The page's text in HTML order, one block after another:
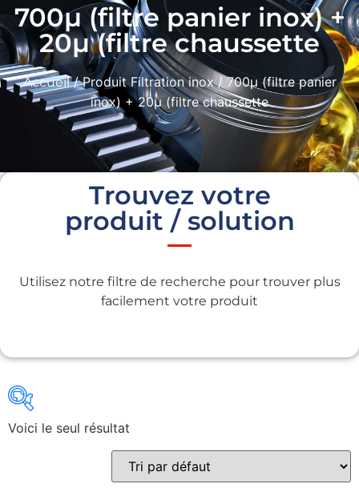
700µ (filtre panier inox) +
20µ (filtre chaussette
Accueil/ Produit Filtration inox / 700µ (filtre panier
inox) + 20µ (filtre chaussette
Trouvez votre
produit / solution
Utilisez notre filtre de recherche pour trouver plus
facilement votre produit
Gains recherchés
Gains recherchés
Voici le seul résultat